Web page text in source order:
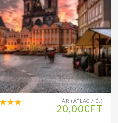
ÁR (ÁTLAG / ÉJ)
20,000FT